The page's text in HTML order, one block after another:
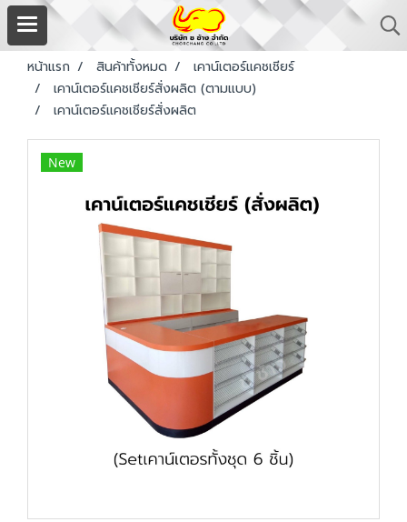
หน้าแรก สินค้าทั้งหมด
เคาน์เตอร์แคชเชียร์
เคาน์เตอร์แคชเชียร์สั่งผลิต (ตามแบบ)
เคาน์เตอร์แคชเชียร์สั่งผลิต
New